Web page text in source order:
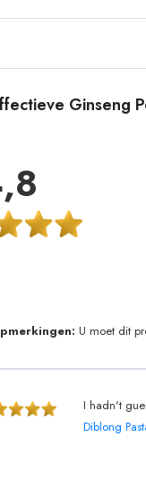
U moet dit
I hadn't
Diblong